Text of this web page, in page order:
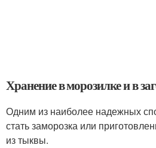
Хранение в морозилке и в
Одним из наиболее надежных
стать заморозка или
из тыквы.